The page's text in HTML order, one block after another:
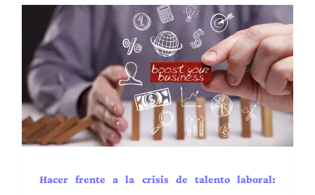
Hacer frente a la crisis de
talento laboral: Soluciones
de deslocalización y
deslocalización próxima
para impulsar su empresa
Administración y Finanzas Capacidades EE.UU.
Gestión del talento
Industrias Inmobiliaria
Latam
Perú Procesos y operaciones Puesta en marcha
Tendencias
Transformación digital
Hacer frente a la crisis de talento laboral: